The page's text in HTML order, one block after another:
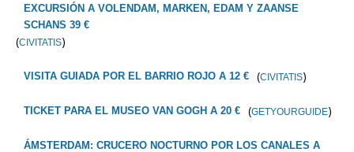
EXCURSIÓN A VOLENDAM, MARKEN, EDAM Y ZAANSE
SCHANS 39 €
(CIVITATIS)
VISITA GUIADA POR EL BARRIO ROJO A 12 € (CIVITATIS)
TICKET PARA EL MUSEO VAN GOGH A 20 € (GETYOURGUIDE)
ÁMSTERDAM: CRUCERO NOCTURNO POR LOS CANALES A